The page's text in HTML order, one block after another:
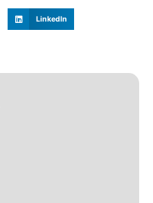
LinkedIn